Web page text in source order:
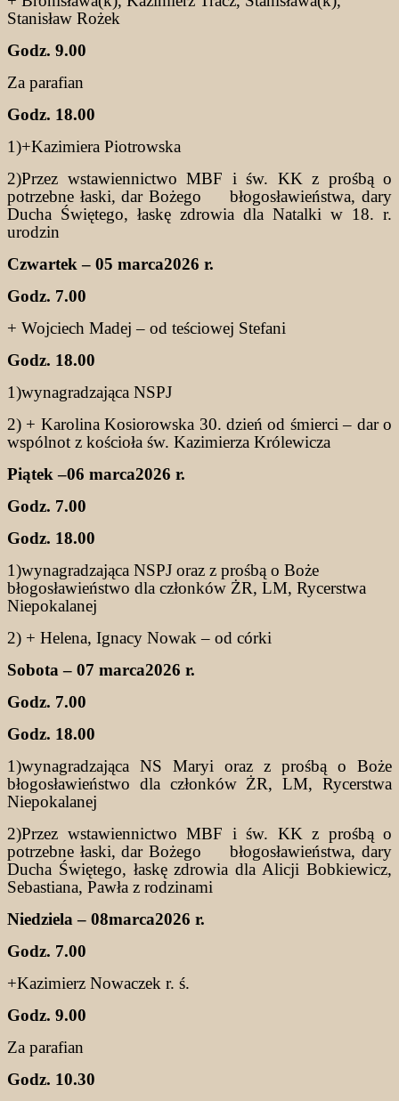
Stanisław Rożek
Godz. 9.00
Za parafian
Godz. 18.00
1)+Kazimiera Piotrowska
2)Przez wstawiennictwo MBF i św. KK z prośbą o
potrzebne łaski, dar Bożego błogosławieństwa, dary
Ducha Świętego, łaskę zdrowia dla Natalki w 18. r.
urodzin
Czwartek – 05 marca2026 r.
Godz. 7.00
+ Wojciech Madej – od teściowej Stefani
Godz. 18.00
1)wynagradzająca NSPJ
2) + Karolina Kosiorowska 30. dzień od śmierci – dar o
wspólnot z kościoła św. Kazimierza Królewicza
Piątek –06 marca2026 r.
Godz. 7.00
Godz. 18.00
1)wynagradzająca NSPJ oraz z prośbą o Boże
błogosławieństwo dla członków ŻR, LM, Rycerstwa
Niepokalanej
2) + Helena, Ignacy Nowak – od córki
Sobota – 07 marca2026 r.
Godz. 7.00
Godz. 18.00
1)wynagradzająca NS Maryi oraz z prośbą o Boże
błogosławieństwo dla członków ŻR, LM, Rycerstwa
Niepokalanej
2)Przez wstawiennictwo MBF i św. KK z prośbą o
potrzebne łaski, dar Bożego błogosławieństwa, dary
Ducha Świętego, łaskę zdrowia dla Alicji Bobkiewicz,
Sebastiana, Pawła z rodzinami
Niedziela – 08marca2026 r.
Godz. 7.00
+Kazimierz Nowaczek r. ś.
Godz. 9.00
Za parafian
Godz. 10.30